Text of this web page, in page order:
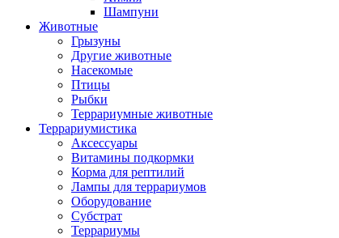
Шампуни
Животные
Грызуны
Другие животные
Насекомые
Птицы
Рыбки
Террариумные животные
Террариумистика
Аксессуары
Витамины подкормки
Корма для рептилий
Лампы для террариумов
Оборудование
Субстрат
Террариумы